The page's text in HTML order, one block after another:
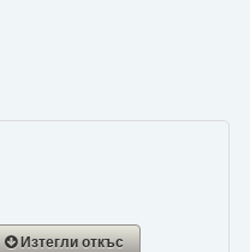
Изтегли откъс